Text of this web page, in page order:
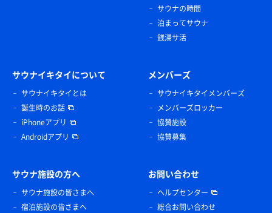
サウナの時間
泊まってサウナ
銭湯サ活
サウナイキタイについて
サウナイキタイとは
誕生時のお話
iPhoneアプリ
Androidアプリ
メンバーズ
サウナイキタイメンバーズ
メンバーズロッカー
協賛施設
協賛募集
サウナ施設の方へ
サウナ施設の皆さまへ
宿泊施設の皆さまへ
お問い合わせ
ヘルプセンター
総合お問い合わせ